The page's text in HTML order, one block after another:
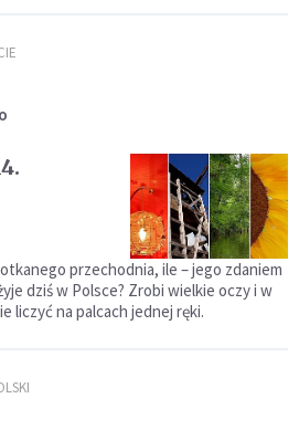
przechodnia, ile – jego zdaniem
dziś w Polsce? Zrobi wielkie oczy i w
liczyć na palcach jednej ręki.